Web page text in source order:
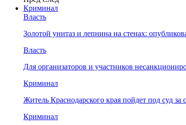
Криминал
Власть
​Золотой унитаз и лепнина на стенах:
Власть
Для организаторов и участников
Криминал
Житель Краснодарского края пойдет под суд
Криминал